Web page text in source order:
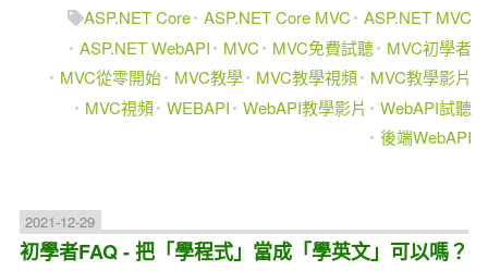
ASP.NET Core ASP.NET Core MVC
ASP.NET MVC
ASP.NET WebAPI
MVC MVC免費試聽
MVC初學者
MVC從零開始
MVC教學 MVC教學視頻
MVC教學影片
MVC視頻 WEBAPI WebAPI教學影片
WebAPI試聽
後端WebAPI
2021-12-29
初學者FAQ - 把「學程式」當成「學英文」可以嗎？